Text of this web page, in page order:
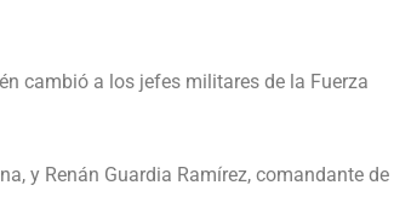
cambió a los jefes militares de la Fuerza
y Renán Guardia Ramírez, comandante de